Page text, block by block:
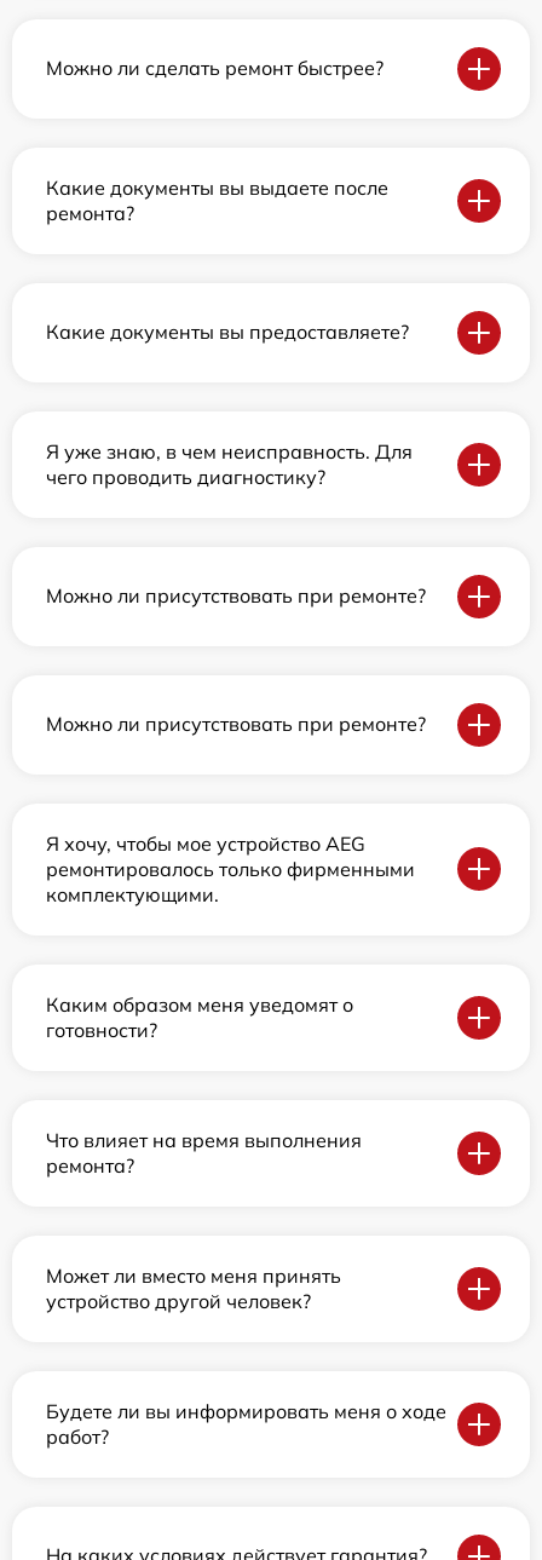
Можно ли сделать ремонт быстрее?
Какие документы вы выдаете после
ремонта?
Какие документы вы предоставляете?
Я уже знаю, в чем неисправность. Для
чего проводить диагностику?
Можно ли присутствовать при ремонте?
Можно ли присутствовать при ремонте?
Я хочу, чтобы мое устройство AEG
ремонтировалось только фирменными
комплектующими.
Каким образом меня уведомят о
готовности?
Что влияет на время выполнения
ремонта?
Может ли вместо меня принять
устройство другой человек?
Будете ли вы информировать меня о ходе
работ?